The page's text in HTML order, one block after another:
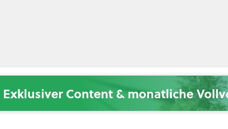
Exklusiver Content & monatliche